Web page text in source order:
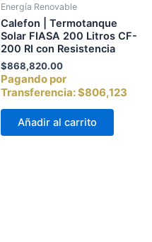
Energía Renovable
Calefon | Termotanque
Solar FIASA 200 Litros CF-
200 RI con Resistencia
$868,820.00
Pagando por
Transferencia:$806,123
Añadir al carrito